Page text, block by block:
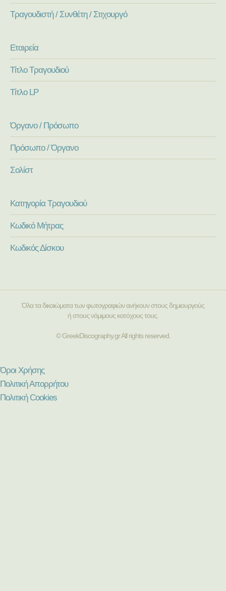
Τραγουδιστή / Συνθέτη / Στιχουργό
Εταιρεία
Τίτλο Τραγουδιού
Τίτλο LP
Όργανο / Πρόσωπο
Πρόσωπο / Όργανο
Σολίστ
Κατηγορία Τραγουδιού
Κωδικό Μήτρας
Κωδικός Δίσκου
Όλα τα δικαιώματα των φωτογραφιών ανήκουν στους δημιουργούς
ή στους νόμιμους κατόχους τους.
© GreekDiscography.gr All rights reserved.
Όροι Χρήσης
Πολιτική Απορρήτου
Πολιτική Cookies